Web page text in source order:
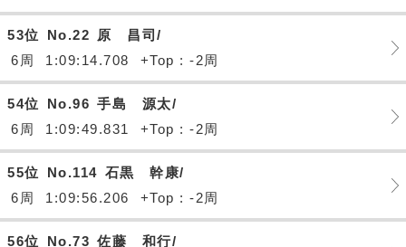
53位 No.22
原 昌司/
6周
1:09:14.708 +Top : -2周
54位 No.96 手島 源太/
6周
1:09:49.831 +Top : -2周
55位 No.114 石黒 幹康/
6周
1:09:56.206 +Top : -2周
56位 No.73 佐藤 和行/